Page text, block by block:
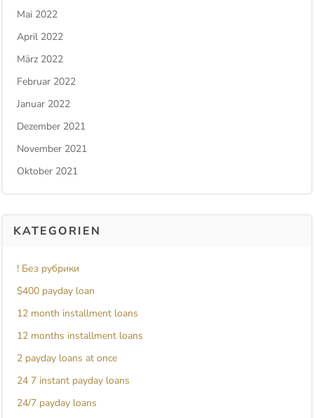
Mai 2022
April 2022
März 2022
Februar 2022
Januar 2022
Dezember 2021
November 2021
Oktober 2021
KATEGORIEN
! Без рубрики
$400 payday loan
12 month installment loans
12 months installment loans
2 payday loans at once
24 7 instant payday loans
24/7 payday loans